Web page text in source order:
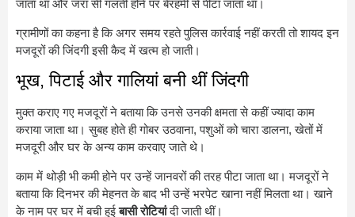
जाता था और जरा सी गलती होने पर बेरहमी से पीटा जाता था।
ग्रामीणों का कहना है कि अगर समय रहते पुलिस कार्रवाई नहीं करती तो शायद इन
मजदूरों की जिंदगी इसी कैद में खत्म हो जाती।
भूख, पिटाई और गालियां बनी थीं जिंदगी
मुक्त कराए गए मजदूरों ने बताया कि उनसे उनकी क्षमता से कहीं ज्यादा काम
कराया जाता था। सुबह होते ही गोबर उठवाना, पशुओं को चारा डालना, खेतों में
मजदूरी और घर के अन्य काम करवाए जाते थे।
काम में थोड़ी भी कमी होने पर उन्हें जानवरों की तरह पीटा जाता था। मजदूरों ने
बताया कि दिनभर की मेहनत के बाद भी उन्हें भरपेट खाना नहीं मिलता था। खाने
के नाम पर घर में बची हुईबासी रोटियांदी जाती थीं।